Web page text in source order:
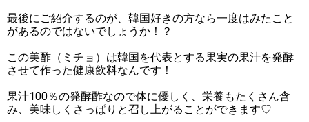
最後にご紹介するのが、韓国好きの方なら一度はみたこと
があるのではないでしょうか！？
この美酢（ミチョ）は韓国を代表とする果実の果汁を発酵
させて作った健康飲料なんです！
果汁100％の発酵酢なので体に優しく、栄養もたくさん含
み、美味しくさっぱりと召し上がることができます♡